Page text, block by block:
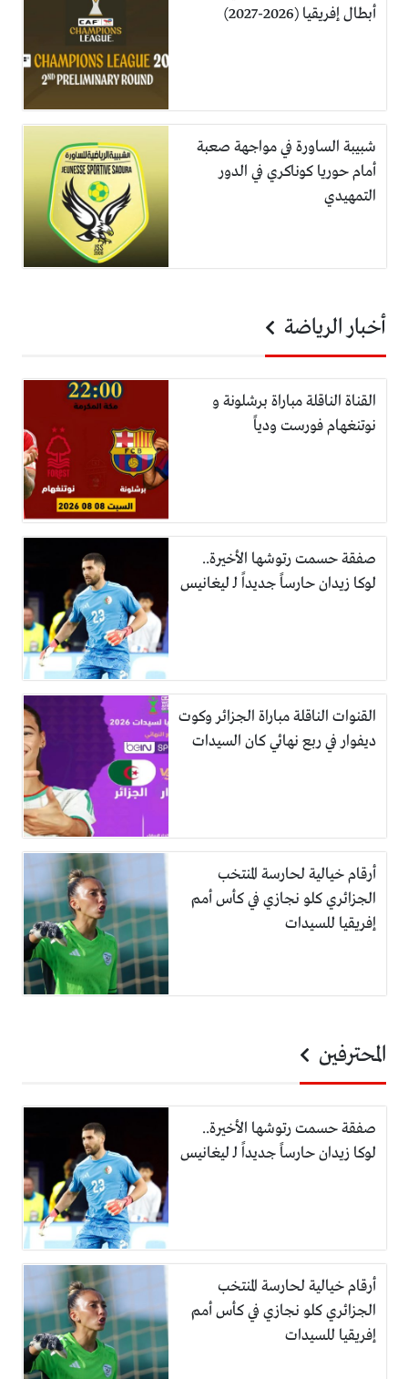
أبطال إفريقيا (2026-2027)
شبيبة الساورة في مواجهة صعبة
أمام حوريا كوناكري في الدور
التمهيدي
أخبار الرياضة
القناة الناقلة مباراة برشلونة و
نوتنغهام فورست ودياً
صفقة حسمت رتوشها الأخيرة..
لوكا زيدان حارساً جديداً لـ ليغانيس
القنوات الناقلة مباراة الجزائر وكوت
ديفوار في ربع نهائي كان السيدات
أرقام خيالية لحارسة المنتخب
الجزائري كلو نجازي في كأس أمم
إفريقيا للسيدات
المحترفين
صفقة حسمت رتوشها الأخيرة..
لوكا زيدان حارساً جديداً لـ ليغانيس
أرقام خيالية لحارسة المنتخب
الجزائري كلو نجازي في كأس أمم
إفريقيا للسيدات